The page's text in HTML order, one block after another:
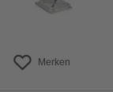
Merken